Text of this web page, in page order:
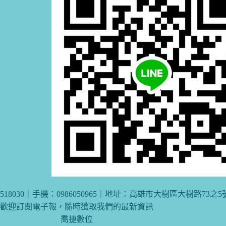
｜手機：0986050965｜地址：高雄市大樹區大樹路73之5
歡迎訂閱電子報，隨時獲取我們的最新資訊
喬捷數位